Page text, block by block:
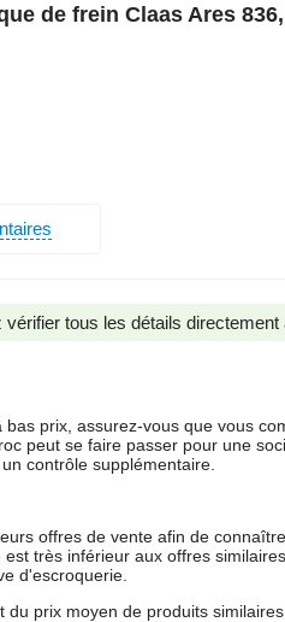
de frein Claas Ares
tous les détails directement
prix, assurez-vous que vous
peut se faire passer pour une
contrôle supplémentaire.
offres de vente afin de
très inférieur aux offres
d'escroquerie.
prix moyen de produits similaires.